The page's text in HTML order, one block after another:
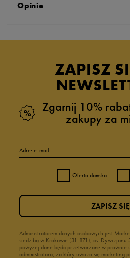
Opinie
4.9
zebranych i
4
1
ZAPISZ
Zgarnij 10%
zakupy za
Adres e-mail
Oferta damska
Administratorem danych osobowych jest
siedzibą w Krakowie (31-871), os. Dywizjonu
powyżej dane będą przetwarzane w prawnie
administratora, za który uważa się marketing
ZAPISZ SIĘ